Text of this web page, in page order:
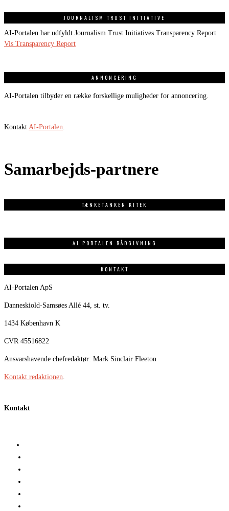
JOURNALISM TRUST INITIATIVE
AI-Portalen har udfyldt Journalism Trust Initiatives Transparency Report
Vis Transparency Report
ANNONCERING
AI-Portalen tilbyder en række forskellige muligheder for annoncering.
Kontakt AI-Portalen
Samarbejds-partnere
TÆNKETANKEN KITEK
AI PORTALEN RÅDGIVNING
KONTAKT
AI-Portalen ApS
Danneskiold-Samsøes Allé 44, st. tv.
1434 København K
CVR 45516822
Ansvarshavende chefredaktør: Mark Sinclair Fleeton
Kontakt redaktionen.
Kontakt